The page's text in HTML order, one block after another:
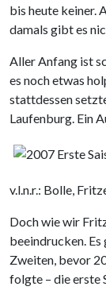
bis heute keiner.
damals gibt es
Aller Anfang ist
es noch etwas
stattdessen
Laufenburg. Ein
v.l.n.r.: Bolle,
Doch wie wir
beeindrucken.
Zweiten, bevor
folgte – die erste